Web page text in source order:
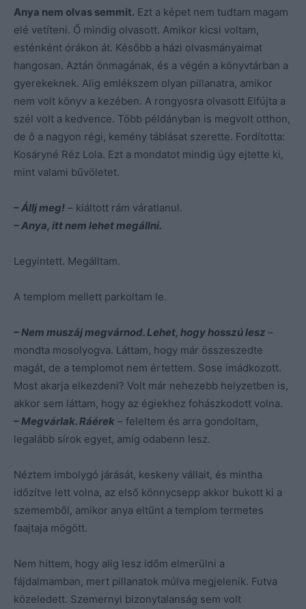
Anya nem olvas semmit. Ezt a képet nem tudtam magam
elé vetíteni. Ő mindig olvasott. Amikor kicsi voltam,
esténként órákon át. Később a házi olvasmányaimat
hangosan. Aztán önmagának, és a végén a könyvtárban a
gyerekeknek. Alig emlékszem olyan pillanatra, amikor
nem volt könyv a kezében. A rongyosra olvasott Elfújta a
szél volt a kedvence. Több példányban is megvolt otthon,
de ő a nagyon régi, kemény táblásat szerette. Fordította:
Kosáryné Réz Lola. Ezt a mondatot mindig úgy ejtette ki,
mint valami bűvöletet.
– Állj meg! – kiáltott rám váratlanul.
– Anya, itt nem lehet megállni.
Legyintett. Megálltam.
A templom mellett parkoltam le.
– Nem muszáj megvárnod. Lehet, hogy hosszú lesz –
mondta mosolyogva. Láttam, hogy már összeszedte
magát, de a templomot nem értettem. Sose imádkozott.
Most akarja elkezdeni? Volt már nehezebb helyzetben is,
akkor sem láttam, hogy az égiekhez fohászkodott volna.
– Megvárlak. Ráérek – feleltem és arra gondoltam,
legalább sírok egyet, amíg odabenn lesz.
Néztem imbolygó járását, keskeny vállait, és mintha
időzítve lett volna, az első könnycsepp akkor bukott ki a
szememből, amikor anya eltűnt a templom termetes
faajtaja mögött.
Nem hittem, hogy alig lesz időm elmerülni a
fájdalmamban, mert pillanatok múlva megjelenik. Futva
közeledett. Szemernyi bizonytalanság sem volt